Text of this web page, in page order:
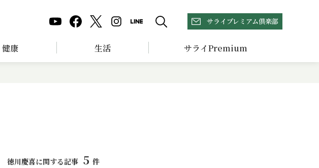
サライプレミアム倶楽部
健康 生活 サライPremium
徳川慶喜に関する記事 5 件